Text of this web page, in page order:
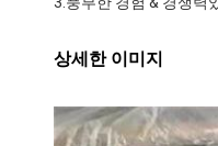
상세한 이미지